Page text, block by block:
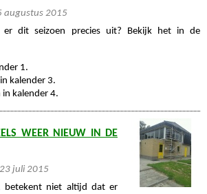
augustus 2015
er dit seizoen precies uit? Bekijk het in de
1.
kalender 3.
in kalender 4.
WEER NIEUW IN DE
juli 2015
betekent niet altijd dat er